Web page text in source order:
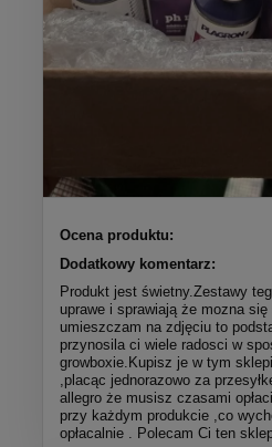
Ocena produktu:
Dodatkowy komentarz:
Produkt jest świetny.Zestawy
uprawe i sprawiają że mozna
umieszczam na zdjęciu to
przynosila ci wiele radosci w
growboxie.Kupisz je w tym
,placąc jednorazowo za
allegro że musisz czasami
przy każdym produkcie ,co
opłacalnie . Polecam Ci ten sklep